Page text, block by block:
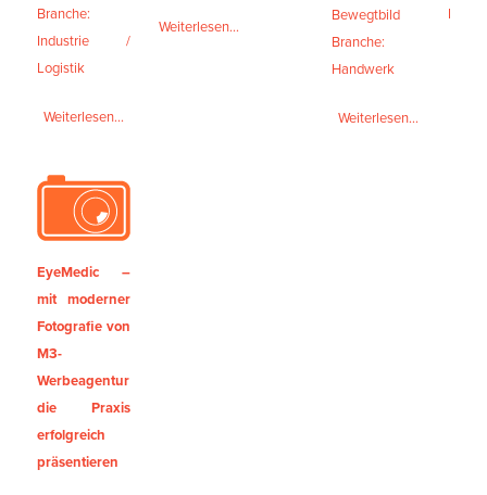
Branche:
Industrie /
Logistik
Weiterlesen...
Weiterlesen...
Bewegtbild
Branche:
Handwerk
Weiterlesen...
EyeMedic –
mit moderner
Fotografie von
M3-
Werbeagentur
die Praxis
erfolgreich
präsentieren